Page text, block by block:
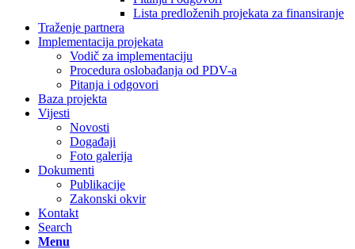
Lista predloženih projekata za finansiranje
Traženje partnera
Implementacija projekata
Vodič za implementaciju
Procedura oslobađanja od PDV-a
Pitanja i odgovori
Baza projekta
Vijesti
Novosti
Događaji
Foto galerija
Dokumenti
Publikacije
Zakonski okvir
Kontakt
Search
Menu